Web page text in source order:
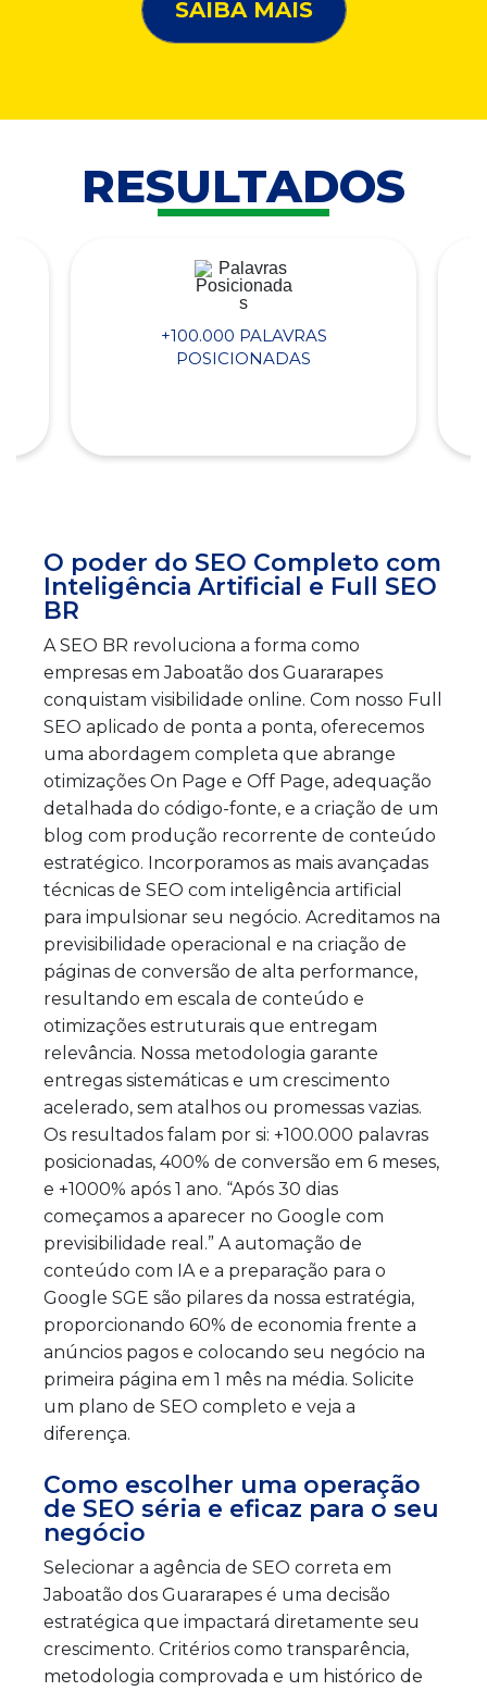
SAIBA MAIS
RESULTADOS
+100.000 PALAVRAS
POSICIONADAS
O poder do SEO Completo com
Inteligência Artificial e Full SEO
BR
A SEO BR revoluciona a forma como
empresas em Jaboatão dos Guararapes
conquistam visibilidade online. Com nosso Full
SEO aplicado de ponta a ponta, oferecemos
uma abordagem completa que abrange
otimizações On Page e Off Page, adequação
detalhada do código-fonte, e a criação de um
blog com produção recorrente de conteúdo
estratégico. Incorporamos as mais avançadas
técnicas de SEO com inteligência artificial
para impulsionar seu negócio. Acreditamos na
previsibilidade operacional e na criação de
páginas de conversão de alta performance,
resultando em escala de conteúdo e
otimizações estruturais que entregam
relevância. Nossa metodologia garante
entregas sistemáticas e um crescimento
acelerado, sem atalhos ou promessas vazias.
Os resultados falam por si: +100.000 palavras
posicionadas, 400% de conversão em 6 meses,
e +1000% após 1 ano. “Após 30 dias
começamos a aparecer no Google com
previsibilidade real.” A automação de
conteúdo com IA e a preparação para o
Google SGE são pilares da nossa estratégia,
proporcionando 60% de economia frente a
anúncios pagos e colocando seu negócio na
primeira página em 1 mês na média. Solicite
um plano de SEO completo e veja a
diferença.
Como escolher uma operação
de SEO séria e eficaz para o seu
negócio
Selecionar a agência de SEO correta em
Jaboatão dos Guararapes é uma decisão
estratégica que impactará diretamente seu
crescimento. Critérios como transparência,
metodologia comprovada e um histórico de